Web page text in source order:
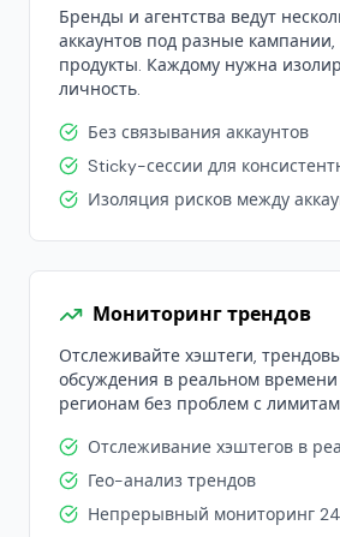
Бренды и агентства ведут
аккаунтов под разные
продукты. Каждому нужна
личность.
Без связывания аккаунтов
Sticky-сессии для
Изоляция рисков между
Мониторинг трендов
Отслеживайте хэштеги,
обсуждения в реальном
регионам без проблем с
Отслеживание хэштегов в
Гео-анализ трендов
Непрерывный мониторинг